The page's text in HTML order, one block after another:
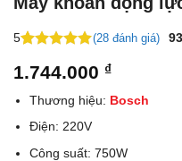
5
dựa trên
(28 đánh giá) 93
1.744.000 ₫
Thương hiệu: Bosch
Điện: 220V
Công suất: 750W